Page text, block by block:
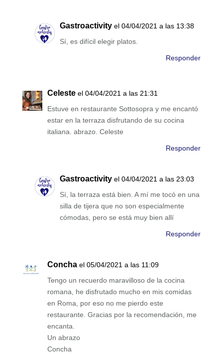
Gastroactivity el 04/04/2021 a las 13:38
Sí, es difícil elegir platos.
Responder
Celeste el 04/04/2021 a las 21:31
Estuve en restaurante Sottosopra y me encantó
estar en la terraza disfrutando de su cocina
italiana. abrazo. Celeste
Responder
Gastroactivity el 04/04/2021 a las 23:03
Sí, la terraza está bien. A mí me tocó en una
silla de tijera que no son especialmente
cómodas, pero se está muy bien allí
Responder
Concha el 05/04/2021 a las 11:09
Tengo un recuerdo maravilloso de la cocina
romana, he disfrutado mucho en mis comidas
en Roma, por eso no me pierdo este
restaurante. Gracias por la recomendación, me
encanta.
Un abrazo
Concha